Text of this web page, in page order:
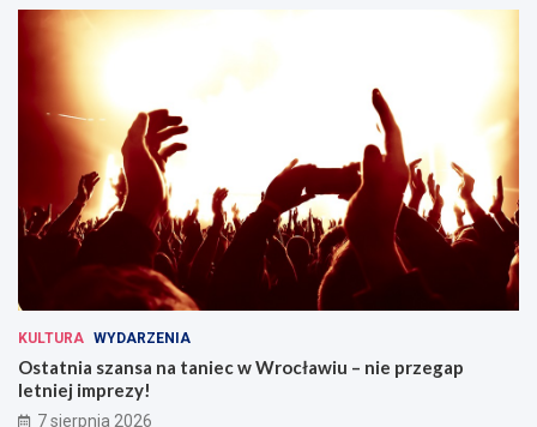
KULTURA WYDARZENIA
Ostatnia szansa na taniec w Wrocławiu – nie przegap
letniej imprezy!
7 sierpnia 2026